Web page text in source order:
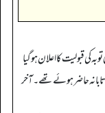
قبولیت کا اعلان ہوگیا
تابانہ حاضر ہوئے تھے۔ آخر